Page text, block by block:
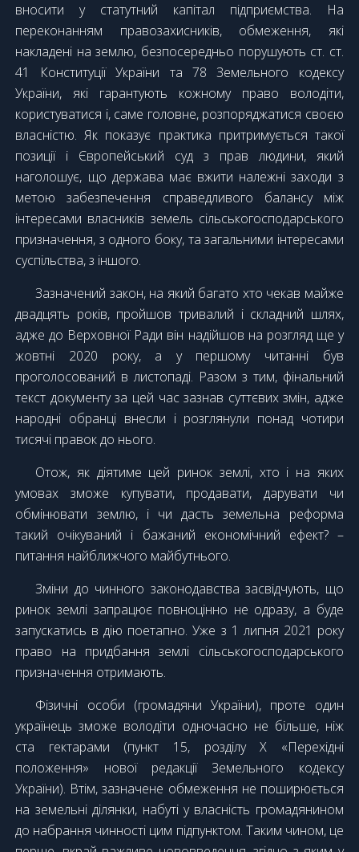
вносити у статутний капітал підприємства. На
переконанням правозахисників, обмеження, які
накладені на землю, безпосередньо порушують ст. ст.
41 Конституції України та 78 Земельного кодексу
України, які гарантують кожному право володіти,
користуватися і, саме головне, розпоряджатися своєю
власністю. Як показує практика притримується такої
позиції і Європейський суд з прав людини, який
наголошує, що держава має вжити належні заходи з
метою забезпечення справедливого балансу між
інтересами власників земель сільськогосподарського
призначення, з одного боку, та загальними інтересами
суспільства, з іншого.
Зазначений закон, на який багато хто чекав майже
двадцять років, пройшов тривалий і складний шлях,
адже до Верховної Ради він надійшов на розгляд ще у
жовтні 2020 року, а у першому читанні був
проголосований в листопаді. Разом з тим, фінальний
текст документу за цей час зазнав суттєвих змін, адже
народні обранці внесли і розглянули понад чотири
тисячі правок до нього.
Отож, як діятиме цей ринок землі, хто і на яких
умовах зможе купувати, продавати, дарувати чи
обмінювати землю, і чи дасть земельна реформа
такий очікуваний і бажаний економічний ефект? –
питання найближчого майбутнього.
Зміни до чинного законодавства засвідчують, що
ринок землі запрацює повноцінно не одразу, а буде
запускатись в дію поетапно. Уже з 1 липня 2021 року
право на придбання землі сільськогосподарського
призначення отримають.
Фізичні особи (громадяни України), проте один
українець зможе володіти одночасно не більше, ніж
ста гектарами (пункт 15, розділу Х «Перехідні
положення» нової редакції Земельного кодексу
України). Втім, зазначене обмеження не поширюється
на земельні ділянки, набуті у власність громадянином
до набрання чинності цим підпунктом. Таким чином, це